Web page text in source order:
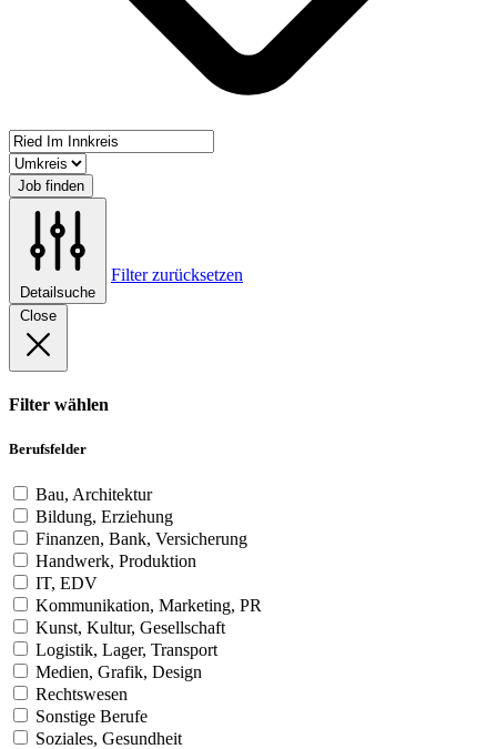
Job finden
Detailsuche
Filter zurücksetzen
Close
Filter wählen
Berufsfelder
Bau, Architektur
Bildung, Erziehung
Finanzen, Bank, Versicherung
Handwerk, Produktion
IT, EDV
Kommunikation, Marketing, PR
Kunst, Kultur, Gesellschaft
Logistik, Lager, Transport
Medien, Grafik, Design
Rechtswesen
Sonstige Berufe
Soziales, Gesundheit